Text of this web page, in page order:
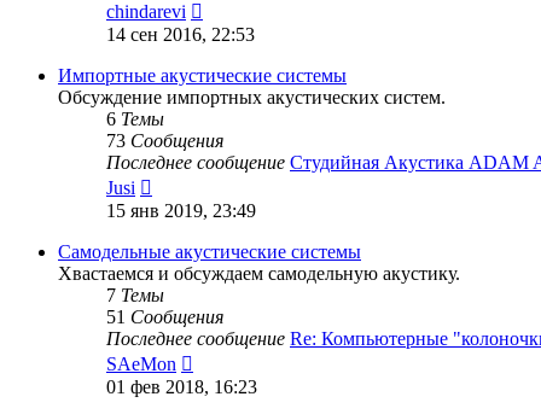
chindarevi
последнему
сообщению
14 сен 2016, 22:53
Импортные акустические системы
Обсуждение импортных акустических систем.
6 Темы
73 Сообщения
Последнее сообщение Студийная Акустика ADAM
Jusi
к
последнему
сообщению
15 янв 2019, 23:49
Самодельные акустические системы
Хвастаемся и обсуждаем самодельную акустику.
7 Темы
51 Сообщения
Последнее сообщение Re: Компьютерные
SAeMon
к
последнему
01 фев 2018, 16:23